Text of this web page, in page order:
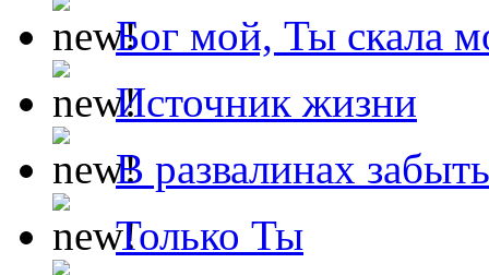
Бог мой, Ты скала
Источник жизни
В развалинах
Только Ты